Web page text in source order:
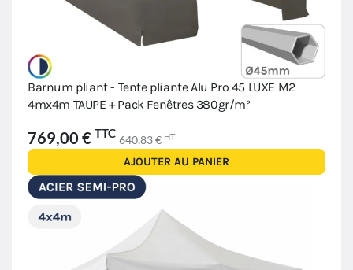
Barnum pliant - Tente pliante Alu Pro 45 LUXE M2
4mx4m TAUPE + Pack Fenêtres 380gr/m²
769,00 € TTC 640,83 € HT
AJOUTER AU PANIER